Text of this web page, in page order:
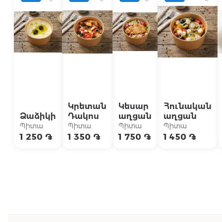
Ձաձիկի
Պիտա
1 250 ֏
Կրետան
Դակոս
Պիտա
1 350 ֏
Կեսար
աղցան
Պիտա
1 750 ֏
Հունական
աղցան
Պիտա
1 450 ֏